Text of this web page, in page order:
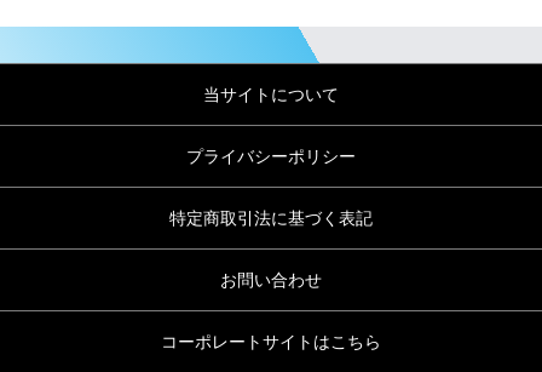
当サイトについて
プライバシーポリシー
特定商取引法に基づく表記
お問い合わせ
コーポレートサイトはこちら